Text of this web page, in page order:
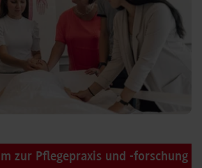
zur Pflegepraxis und -forschung